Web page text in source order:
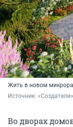
Жить в новом
Источник: «Создатели»
Во дворах